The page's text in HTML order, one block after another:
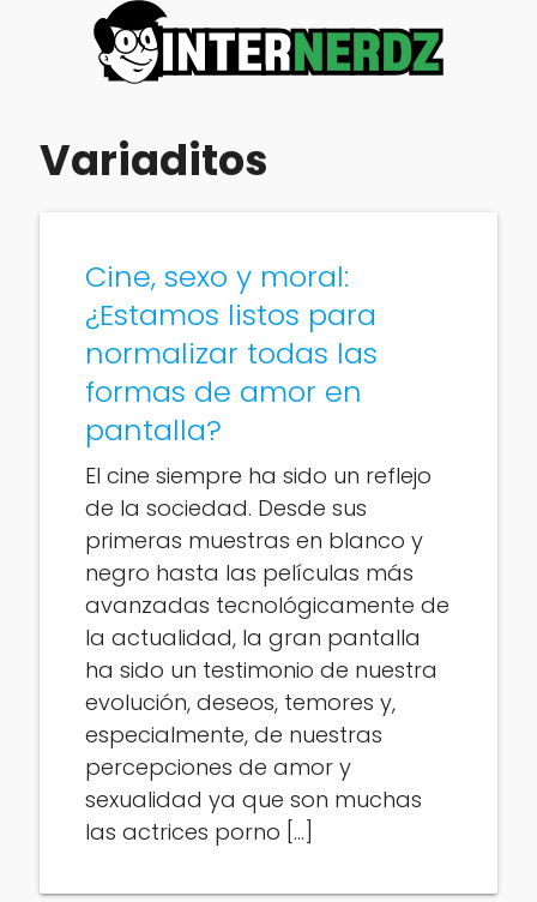
Variaditos
Cine, sexo y moral:
¿Estamos listos para
normalizar todas las
formas de amor en
pantalla?
El cine siempre ha sido un reflejo
de la sociedad. Desde sus
primeras muestras en blanco y
negro hasta las películas más
avanzadas tecnológicamente de
la actualidad, la gran pantalla
ha sido un testimonio de nuestra
evolución, deseos, temores y,
especialmente, de nuestras
percepciones de amor y
sexualidad ya que son muchas
las actrices porno […]